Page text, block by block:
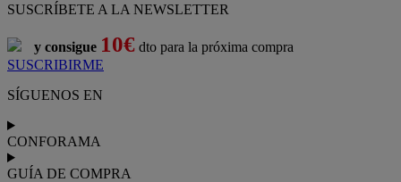
SUSCRÍBETE A LA NEWSLETTER
y consigue 10€ dto para la próxima compra
SUSCRIBIRME
SÍGUENOS EN
CONFORAMA
GUÍA DE COMPRA